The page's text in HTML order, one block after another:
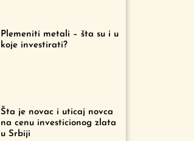
Plemeniti metali – šta su i u
koje investirati?
Šta je novac i uticaj novca
na cenu investicionog zlata
u Srbiji